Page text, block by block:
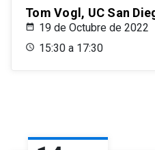
Tom Vogl, UC San
19 de Octubre de 2022
15:30 a 17:30